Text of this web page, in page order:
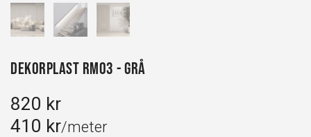
Dekorplast RM03 - Grå
820 kr
410 kr/meter